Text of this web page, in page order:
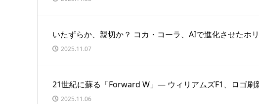
いたずらか、親切か？ コカ・コーラ、AIで進化させたホ
2025.11.07
21世紀に蘇る「Forward W」― ウィリアムズF1、ロゴ刷
2025.11.06